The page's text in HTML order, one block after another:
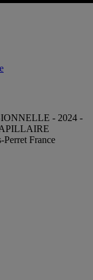
- 2024 -
France